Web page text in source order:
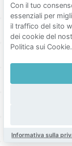
Nante-Eck |
Con il tuo
essenziali per
il traffico del sito
dei cookie del
Politica sui Cookie.
Informativa sulla